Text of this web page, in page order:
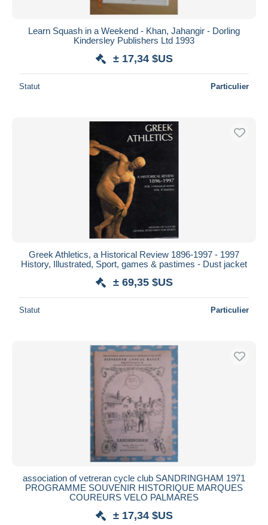
Learn Squash in a Weekend - Khan, Jahangir - Dorling
Kindersley Publishers Ltd 1993
± 17,34 $US
Statut Particulier
Greek Athletics, a Historical Review 1896-1997 - 1997
History, Illustrated, Sport, games & pastimes - Dust jacket
± 69,35 $US
Statut Particulier
association of vetreran cycle club SANDRINGHAM 1971
PROGRAMME SOUVENIR HISTORIQUE MARQUES
COUREURS VELO PALMARES
± 17,34 $US